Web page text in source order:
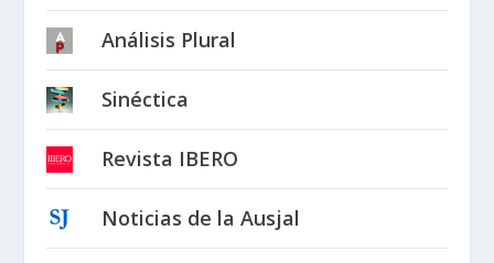
Análisis Plural
Sinéctica
Revista IBERO
Noticias de la Ausjal